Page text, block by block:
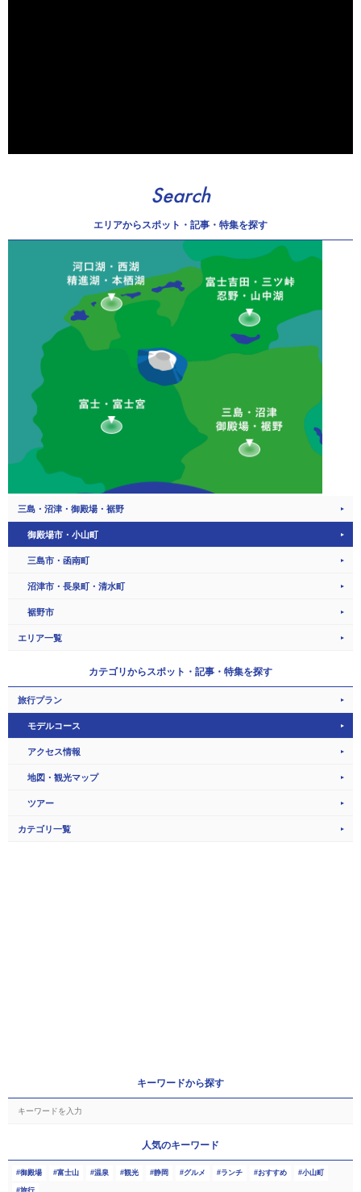
Search
エリアからスポット・記事・特集を探す
三島・沼津・御殿場・裾野
御殿場市・小山町
三島市・函南町
沼津市・長泉町・清水町
裾野市
エリア一覧
カテゴリからスポット・記事・特集を探す
旅行プラン
モデルコース
アクセス情報
地図・観光マップ
ツアー
カテゴリ一覧
キーワードから探す
人気のキーワード
御殿場 富士山 温泉 観光 静岡 グルメ ランチ おすすめ 小山町